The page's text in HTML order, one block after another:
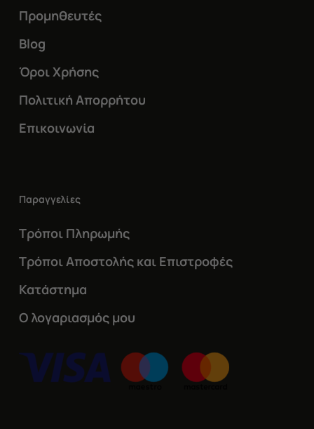
Προμηθευτές
Blog
Όροι Χρήσης
Πολιτική Απορρήτου
Επικοινωνία
Παραγγελίες
Τρόποι Πληρωμής
Τρόποι Αποστολής και Επιστροφές
Κατάστημα
Ο λογαριασμός μου